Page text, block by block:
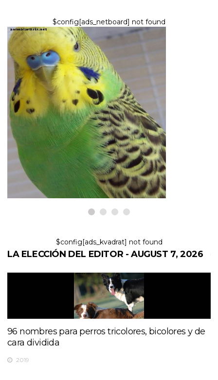
$config[ads_netboard] not found
AVES
Mascotas principiantes ideales
para un amante de las aves
$config[ads_kvadrat] not found
LA ELECCIÓN DEL EDITOR - AUGUST 7, 2026
96 nombres para perros tricolores, bicolores y de
cara dividida
2019